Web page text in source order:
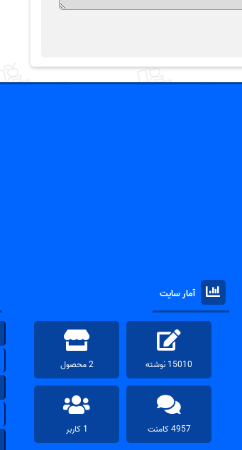
آمار سایت
15010 نوشته 2 محصول
4957 کامنت 1 کاربر